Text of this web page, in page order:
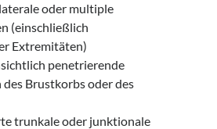
oder multiple
(einschließlich
Extremitäten)
penetrierende
Brustkorbs oder des
trunkale oder junktionale